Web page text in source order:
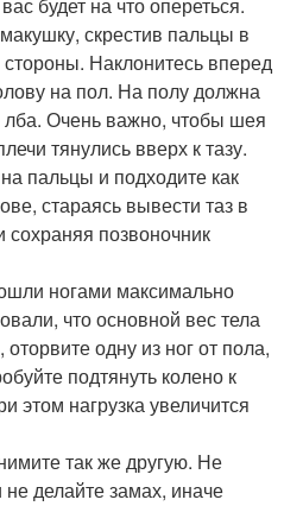
скрестив пальцы в
Наклонитесь вперед
на пол. На полу должна
лба. Очень важно, чтобы шея
тянулись вверх к тазу.
пальцы и подходите как
стараясь вывести таз в
позвоночник
ногами максимально
что основной вес тела
одну из ног от пола,
подтянуть колено к
этом нагрузка увеличится
так же другую. Не
делайте замах, иначе